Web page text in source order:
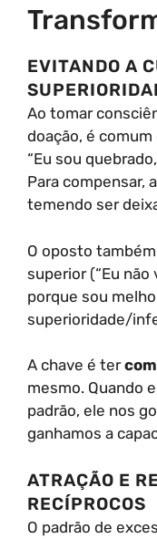
EVITANDO A
Ao tomar
doação, é comum
“Eu sou
Para compensar,
temendo ser
O oposto
superior (“Eu
porque sou
superioridade/
A chave é ter
mesmo. Quando
padrão, ele nos
ganhamos a
ATRAÇÃO E
RECÍPROCOS
O padrão de